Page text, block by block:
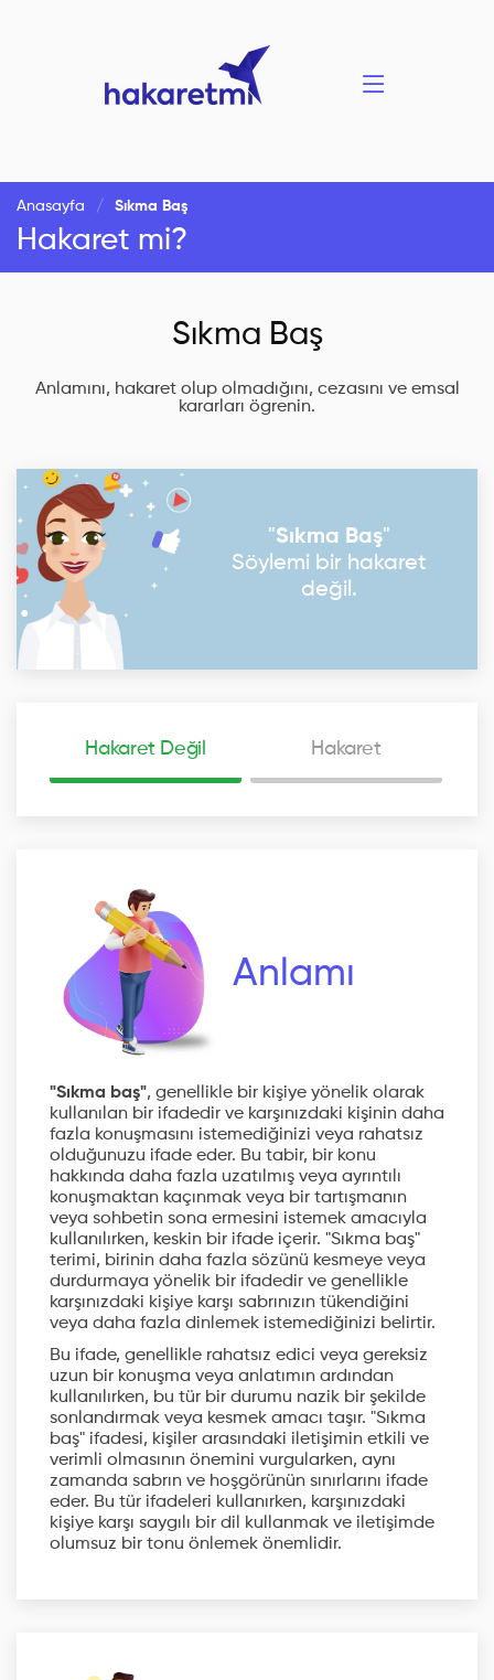
Anasayfa Sıkma Baş
Hakaret mi?
Sıkma Baş
Anlamını, hakaret olup olmadığını, cezasını ve emsal
kararları ögrenin.
"Sıkma Baş"
Söylemi bir hakaret
değil.
Hakaret Değil Hakaret
Anlamı
"Sıkma baş", genellikle bir kişiye yönelik olarak
kullanılan bir ifadedir ve karşınızdaki kişinin daha
fazla konuşmasını istemediğinizi veya rahatsız
olduğunuzu ifade eder. Bu tabir, bir konu
hakkında daha fazla uzatılmış veya ayrıntılı
konuşmaktan kaçınmak veya bir tartışmanın
veya sohbetin sona ermesini istemek amacıyla
kullanılırken, keskin bir ifade içerir. "Sıkma baş"
terimi, birinin daha fazla sözünü kesmeye veya
durdurmaya yönelik bir ifadedir ve genellikle
karşınızdaki kişiye karşı sabrınızın tükendiğini
veya daha fazla dinlemek istemediğinizi belirtir.
Bu ifade, genellikle rahatsız edici veya gereksiz
uzun bir konuşma veya anlatımın ardından
kullanılırken, bu tür bir durumu nazik bir şekilde
sonlandırmak veya kesmek amacı taşır. "Sıkma
baş" ifadesi, kişiler arasındaki iletişimin etkili ve
verimli olmasının önemini vurgularken, aynı
zamanda sabrın ve hoşgörünün sınırlarını ifade
eder. Bu tür ifadeleri kullanırken, karşınızdaki
kişiye karşı saygılı bir dil kullanmak ve iletişimde
olumsuz bir tonu önlemek önemlidir.